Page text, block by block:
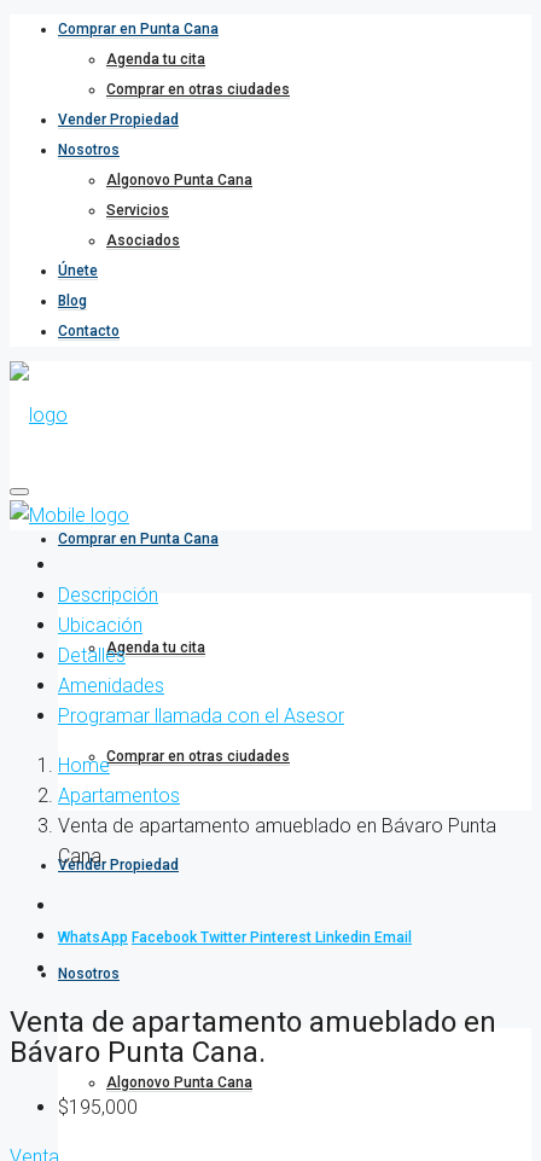
Comprar en Punta Cana
Agenda tu cita
Comprar en otras ciudades
Vender Propiedad
Nosotros
Algonovo Punta Cana
Servicios
Asociados
Únete
Blog
Contacto
Comprar en Punta Cana
Agenda tu cita
Comprar en otras ciudades
Vender Propiedad
Nosotros
Algonovo Punta Cana
Descripción
Ubicación
Detalles
Amenidades
Programar llamada con el Asesor
Home
Apartamentos
Venta de apartamento amueblado en Bávaro Punta
Cana.
WhatsApp Facebook Twitter Pinterest Linkedin Email
Venta de apartamento amueblado en
Bávaro Punta Cana.
$195,000